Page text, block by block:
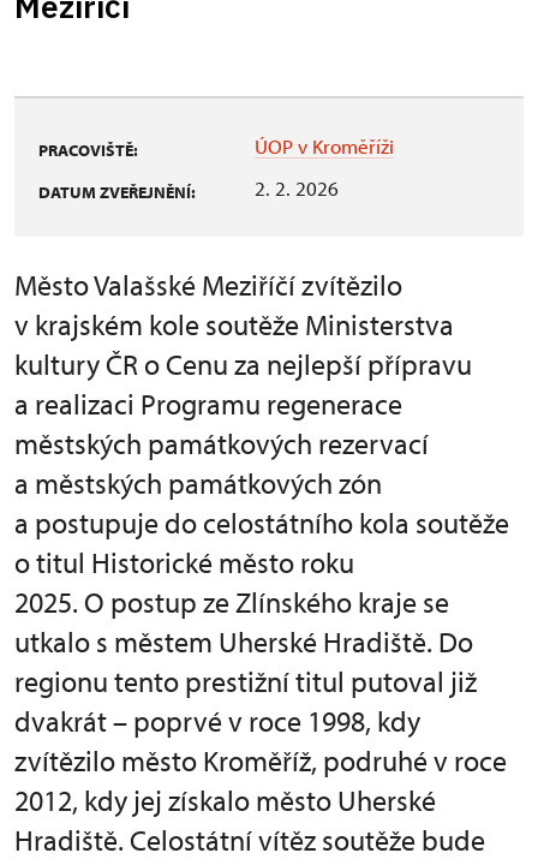
PRACOVIŠTĚ: ÚOP v Kroměříži
DATUM ZVEŘEJNĚNÍ: 2. 2. 2026
Město Valašské Meziříčí zvítězilo
v krajském kole soutěže Ministerstva
kultury ČR o Cenu za nejlepší přípravu
a realizaci Programu regenerace
městských památkových rezervací
a městských památkových zón
a postupuje do celostátního kola soutěže
o titul Historické město roku
2025. O postup ze Zlínského kraje se
utkalo s městem Uherské Hradiště. Do
regionu tento prestižní titul putoval již
dvakrát – poprvé v roce 1998, kdy
zvítězilo město Kroměříž, podruhé v roce
2012, kdy jej získalo město Uherské
Hradiště. Celostátní vítěz soutěže bude